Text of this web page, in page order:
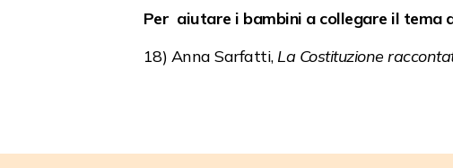
Per aiutare i bambini a collegare il tema
18) Anna Sarfatti, La Costituzione